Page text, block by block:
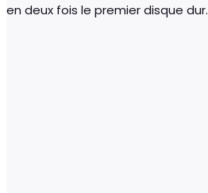
en deux fois le premier disque dur.